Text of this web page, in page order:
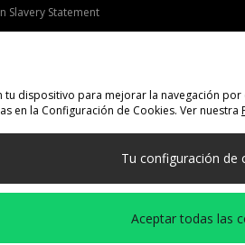
Slavery Statement
País
dispositivo para mejorar la navegación
en la Configuración de Cookies. Ver nuestra
Tu configuración de
Aceptar todas las